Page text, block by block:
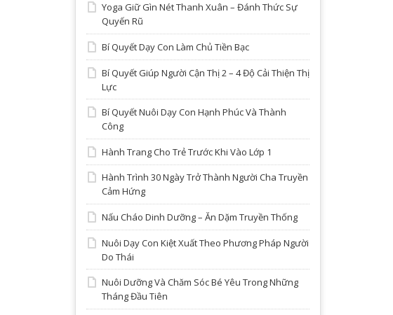
Yoga Giữ Gìn Nét Thanh Xuân – Đánh Thức Sự
Quyến Rũ
Bí Quyết Dạy Con Làm Chủ Tiền Bạc
Bí Quyết Giúp Người Cận Thị 2 – 4 Độ Cải Thiện Thị
Lực
Bí Quyết Nuôi Dạy Con Hạnh Phúc Và Thành
Công
Hành Trang Cho Trẻ Trước Khi Vào Lớp 1
Hành Trình 30 Ngày Trở Thành Người Cha Truyền
Cảm Hứng
Nấu Cháo Dinh Dưỡng – Ăn Dặm Truyền Thống
Nuôi Dạy Con Kiệt Xuất Theo Phương Pháp Người
Do Thái
Nuôi Dưỡng Và Chăm Sóc Bé Yêu Trong Những
Tháng Đầu Tiên